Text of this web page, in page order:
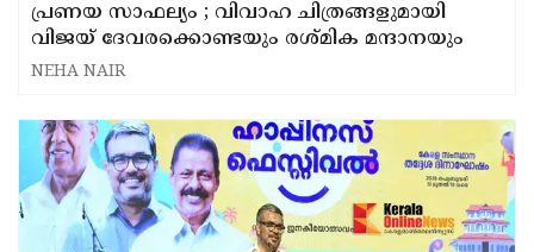
പ്രണയ സാഫല്യം ; വിവാഹ ചിത്രങ്ങളുമായി
വിജയ് ദേവരക്കൊണ്ടയും രശ്മിക മന്ദാനയും
NEHA NAIR